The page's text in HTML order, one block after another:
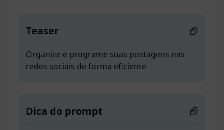
Teaser
Organize e programe suas postagens nas
redes sociais de forma eficiente
Dica do prompt